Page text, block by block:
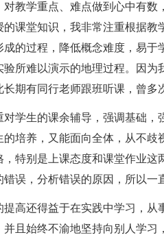
对教学重点、难点做到心中有
的课堂知识，我非常注重根据
成的过程，降低概念难度，易
验所难以演示的地理过程。因
长期有同行老师跟班听课，曾多
对学生的课余辅导，强调基础
的培养，又能面向全体，从不
，特别是上课态度和课堂作业
误，分析错误的原因，所以一
提高还得益于在实践中学习，
并且始终不渝地坚持向别人学